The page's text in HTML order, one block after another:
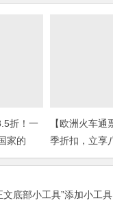
折！一
家的
【欧洲火车
季折扣，立享
畅游欧洲！
文底部小工具”添加小工具